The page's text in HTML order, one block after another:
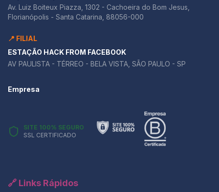
Av. Luiz Boiteux Piazza, 1302 - Cachoeira do Bom Jesus,
Florianópolis - Santa Catarina, 88056-000
📍 FILIAL
ESTAÇÃO HACK FROM FACEBOOK
AV PAULISTA - TÉRREO - BELA VISTA, SÃO PAULO - SP
Empresa
SITE 100% SEGURO
SSL CERTIFICADO
🔗 Links Rápidos